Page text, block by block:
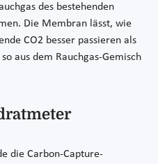
des bestehenden
Die Membran lässt, wie
CO2 besser passieren als
aus dem Rauchgas-Gemisch
die Carbon-Capture-